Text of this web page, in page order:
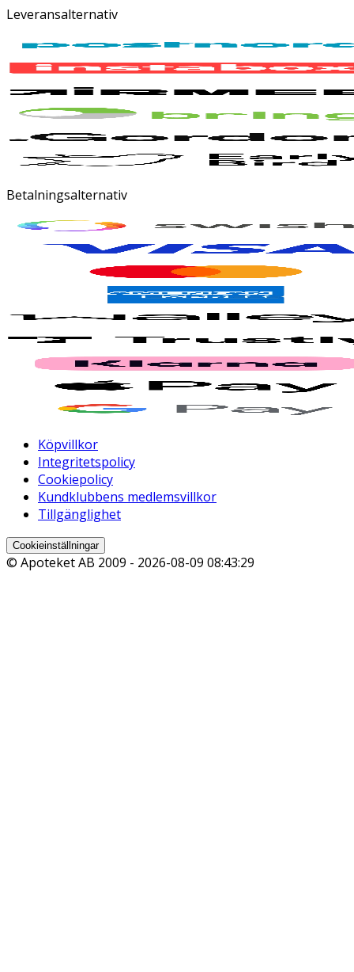
Leveransalternativ
Betalningsalternativ
Köpvillkor
Integritetspolicy
Cookiepolicy
Kundklubbens medlemsvillkor
Tillgänglighet
Cookieinställningar
© Apoteket AB 2009 - 2026-08-09 08:43:29